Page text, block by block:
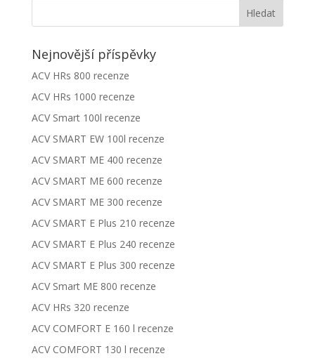
Nejnovější příspěvky
ACV HRs 800 recenze
ACV HRs 1000 recenze
ACV Smart 100l recenze
ACV SMART EW 100l recenze
ACV SMART ME 400 recenze
ACV SMART ME 600 recenze
ACV SMART ME 300 recenze
ACV SMART E Plus 210 recenze
ACV SMART E Plus 240 recenze
ACV SMART E Plus 300 recenze
ACV Smart ME 800 recenze
ACV HRs 320 recenze
ACV COMFORT E 160 l recenze
ACV COMFORT 130 l recenze